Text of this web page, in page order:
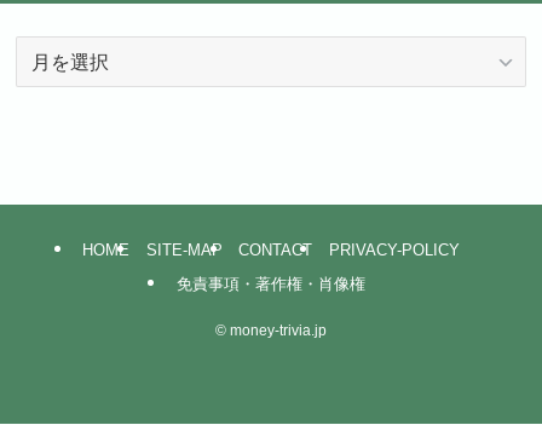
HOME SITE-MAP CONTACT
PRIVACY-POLICY
免責事項・著作権・肖像権
© money-trivia.jp